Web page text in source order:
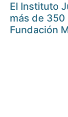
El Instituto
más de
Fundación